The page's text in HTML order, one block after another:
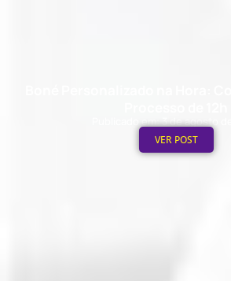
Publicado em: 3 de agosto
VER POST